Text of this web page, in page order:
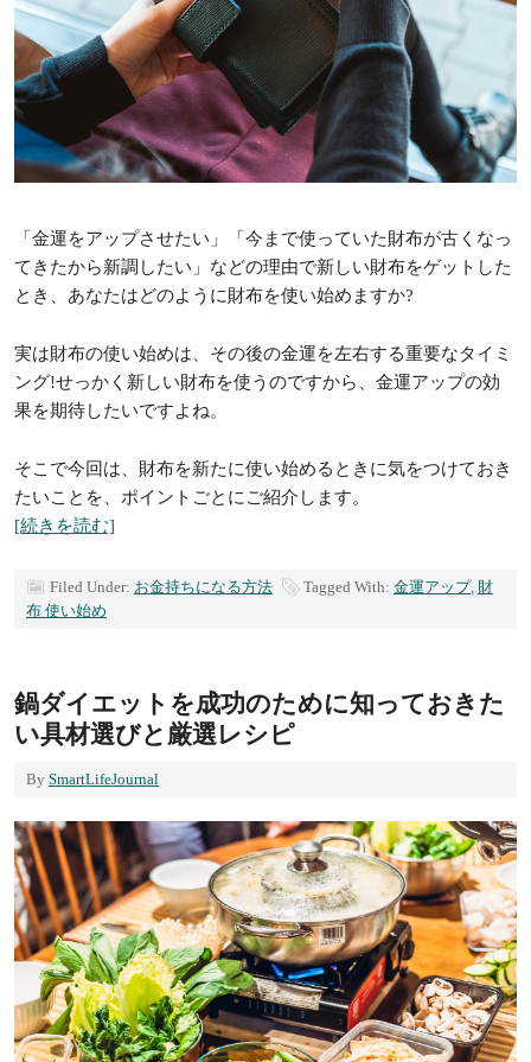
「金運をアップさせたい」「今まで使っていた財布が古くなっ
てきたから新調したい」などの理由で新しい財布をゲットした
とき、あなたはどのように財布を使い始めますか?
実は財布の使い始めは、その後の金運を左右する重要なタイミ
ング!せっかく新しい財布を使うのですから、金運アップの効
果を期待したいですよね。
そこで今回は、財布を新たに使い始めるときに気をつけておき
たいことを、ポイントごとにご紹介します。
[続きを読む]
Filed Under: お金持ちになる方法 Tagged With: 金運アップ, 財
布 使い始め
鍋ダイエットを成功のために知っておきた
い具材選びと厳選レシピ
By SmartLifeJournal